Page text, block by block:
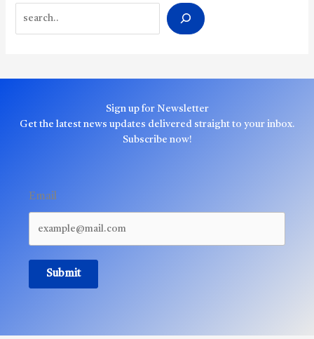
Sign up for Newsletter
Get the latest news updates delivered straight to your inbox.
Subscribe now!
Email
Submit